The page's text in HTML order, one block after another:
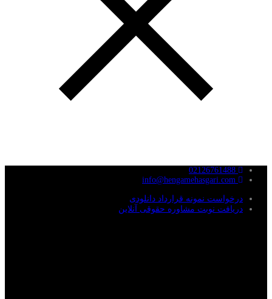
درخواست نمونه قرارداد دانلودی
دریافت نوبت مشاوره حقوقی آنلاین